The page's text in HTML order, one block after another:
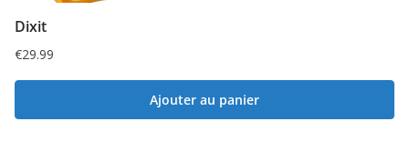
Dixit
€29.99
Ajouter au panier